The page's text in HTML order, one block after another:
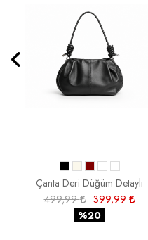
Çanta Deri Düğüm Detaylı
499,99
399,99
%20